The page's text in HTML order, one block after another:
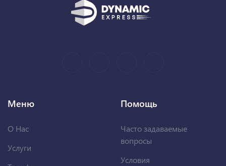
Меню
О Нас
Услуги
Помощь
Часто задаваемые
вопросы
Условия